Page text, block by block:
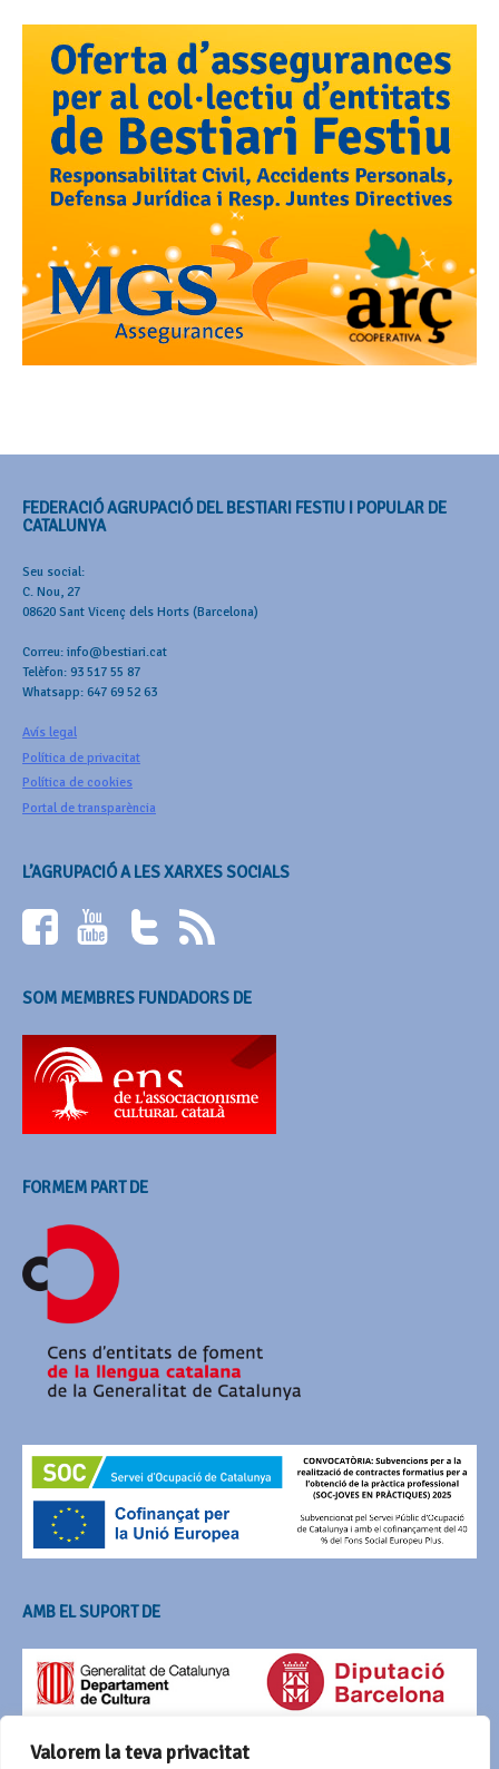
Valorem la teva privacitat
FEDERACIÓ AGRUPACIÓ DEL BESTIARI FESTIU I POPULAR DE
CATALUNYA
Seu social:
C. Nou, 27
08620 Sant Vicenç dels Horts (Barcelona)
Correu: info@bestiari.cat
Telèfon: 93 517 55 87
Whatsapp: 647 69 52 63
Avís legal
Política de privacitat
Política de cookies
Portal de transparència
L’AGRUPACIÓ A LES XARXES SOCIALS
SOM MEMBRES FUNDADORS DE
FORMEM PART DE
AMB EL SUPORT DE